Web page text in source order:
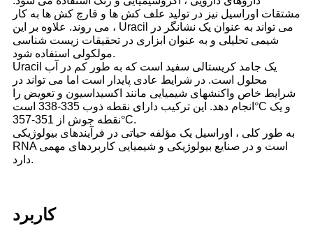
مشتقات اوراسیل نیز در تولید علف کش ها و قارچ کش ها به کار
می روند. علاوه بر این ، Uracil می تواند به عنوان یک نشانگر در
شیمی تحلیلی و به عنوان ابزاری در تحقیقات زیست شناسی
مولکولی استفاده شود.
Uracil یک جامد کریستالی سفید است که به طور کم در آب
محلول است. در شرایط عادی پایدار است اما می تواند در
شرایط خاص واکنشهای شیمیایی مانند اکسیداسیون و تعویض را
انجام دهد. این ترکیب دارای نقطه ذوب 335-338 است °C و یک
نقطه جوش از 351-357°C.
به طور کلی ، اوراسیل یک مؤلفه حیاتی در فرآیندهای بیولوژیکی
RNA است و در صنایع بیولوژیکی و شیمیایی کاربردهای مهمی
دارد.
کاربرد